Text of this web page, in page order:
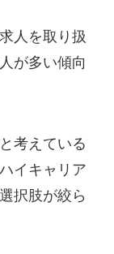
人を取り扱
が多い傾向
考えている
イキャリア
択肢が絞ら